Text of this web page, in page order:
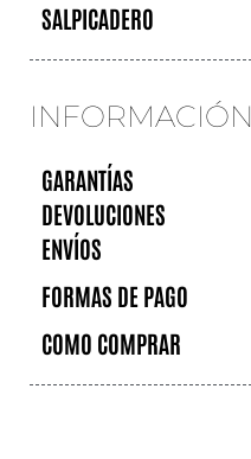
SALPICADERO
INFORMACIÓN
GARANTÍAS
DEVOLUCIONES
ENVÍOS
FORMAS DE PAGO
COMO COMPRAR